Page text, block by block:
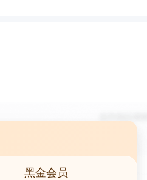
黑金会员